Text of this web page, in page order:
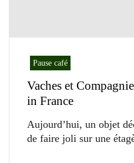
Pause café
Vaches et
in France
Aujourd’hui, un objet
de faire joli sur une